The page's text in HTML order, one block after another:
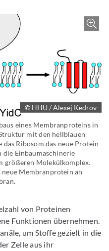
© HHU / Alexej Kedrov
eines Membranproteins in
mit den hellblauen
Ribosom das neue Protein
Einbaumaschinerie
größeren Molekülkomplex.
Membranprotein an
von Proteinen
Funktionen übernehmen.
um Stoffe gezielt in die
Zelle aus ihr